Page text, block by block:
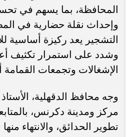
المحافظة، بما يسهم في
وإحداث نقلة حضارية في
التشجير يعد ركيزة أساسية
وشدد على استمرار تكثيف
الإشغالات وتجمعات القمامة
وجه محافظ الدقهلية،
مركز ومدينة دكرنس،
تطوير الحدائق، والانتهاء